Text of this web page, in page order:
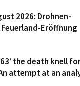
2026: Drohnen-
Eröffnung
the death knell
attempt at an